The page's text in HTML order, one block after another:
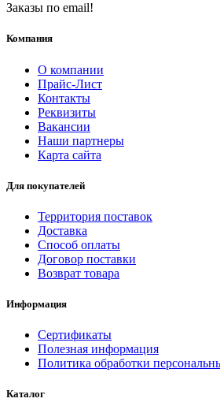
Заказы по email!
Компания
О компании
Прайс-Лист
Контакты
Реквизиты
Вакансии
Наши партнеры
Карта сайта
Для покупателей
Территория поставок
Доставка
Способ оплаты
Договор поставки
Возврат товара
Информация
Сертификаты
Полезная информация
Политика обработки
Каталог